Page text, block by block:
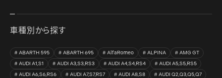
車種別から探す
ABARTH 595 ABARTH 695 AlfaRomeo ALPINA
AMG GT
AUDI A1,S1
AUDI A3,S3,RS3 AUDI A4,S4,RS4
AUDI A5,S5,RS5
AUDI A6,S6,RS6
AUDI A7,S7,RS7 AUDI A8,S8
AUDI Q2,Q3,Q5,Q7